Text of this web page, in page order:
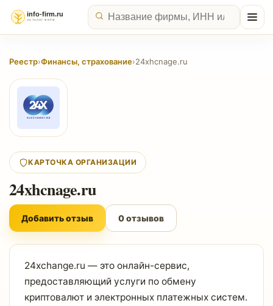
Реестр›Финансы, страхование›24xhcnage.ru
КАРТОЧКА ОРГАНИЗАЦИИ
24xhcnage.ru
Добавить отзыв 0 отзывов
24xchange.ru — это онлайн-сервис,
предоставляющий услуги по обмену
криптовалют и электронных платежных систем.